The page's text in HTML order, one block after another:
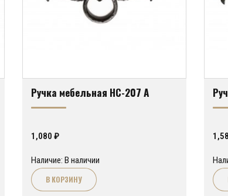
Ручка мебельная HC-207 A
1,080 ₽
Наличие: В наличии
В КОРЗИНУ